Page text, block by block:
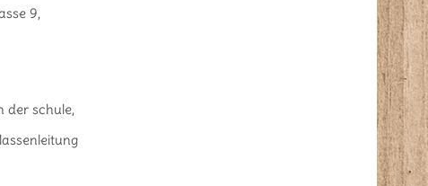
9,
der schule,